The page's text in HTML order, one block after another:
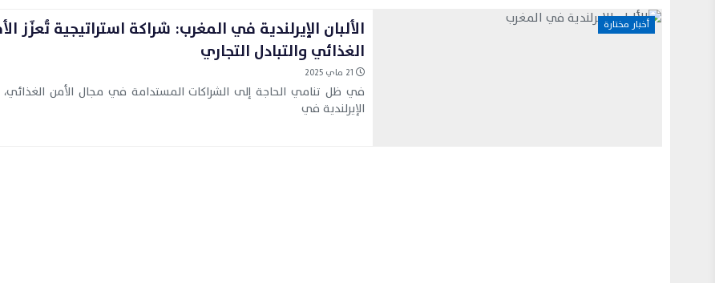
أخبار مختارة
الألبان الإيرلندية في المغرب: شراكة استراتيجية تُعزّز
الغذائي والتبادل التجاري
في ظل تنامي الحاجة إلى الشراكات المستدامة في مجال الأمن الغذائي،
الإيرلندية في